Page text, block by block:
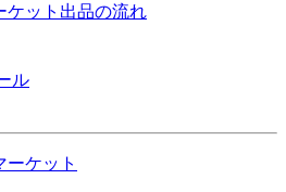
ケット出品の流れ
ル
ーケット